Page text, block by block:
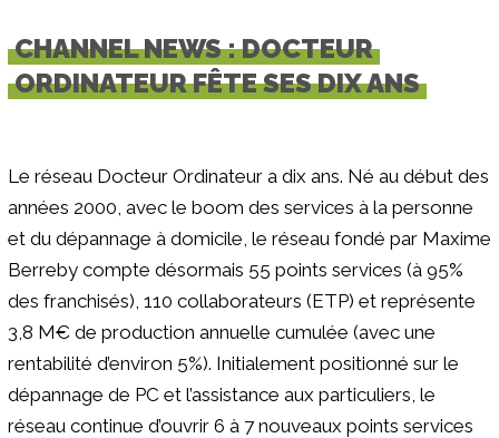
CHANNEL NEWS : DOCTEUR
ORDINATEUR FÊTE SES DIX ANS
Le réseau Docteur Ordinateur a dix ans. Né au début des
années 2000, avec le boom des services à la personne
et du dépannage à domicile, le réseau fondé par Maxime
Berreby compte désormais 55 points services (à 95%
des franchisés), 110 collaborateurs (ETP) et représente
3,8 M€ de production annuelle cumulée (avec une
rentabilité d’environ 5%). Initialement positionné sur le
dépannage de PC et l’assistance aux particuliers, le
réseau continue d’ouvrir 6 à 7 nouveaux points services